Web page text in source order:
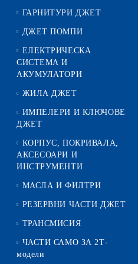
ГАРНИТУРИ ДЖЕТ
ДЖЕТ ПОМПИ
ЕЛЕКТРИЧЕСКА
СИСТЕМА И
АКУМУЛАТОРИ
ЖИЛА ДЖЕТ
ИМПЕЛЕРИ И КЛЮЧОВЕ
ДЖЕТ
КОРПУС, ПОКРИВАЛА,
АКСЕСОАРИ И
ИНСТРУМЕНТИ
МАСЛА И ФИЛТРИ
РЕЗЕРВНИ ЧАСТИ ДЖЕТ
ТРАНСМИСИЯ
ЧАСТИ САМО ЗА 2Т-
модели